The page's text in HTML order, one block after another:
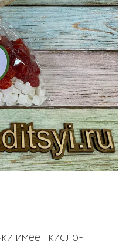
имеет кисло-